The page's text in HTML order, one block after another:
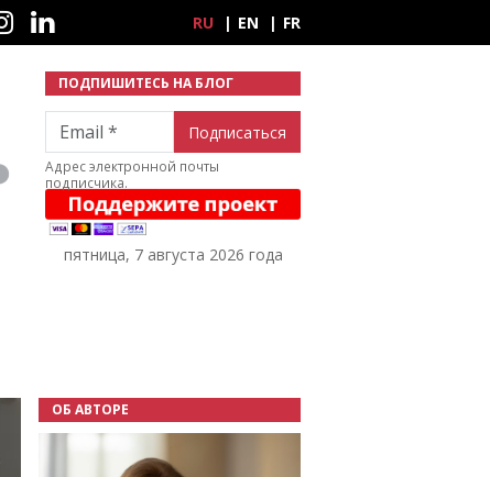
сети
RU EN FR
ПОДПИШИТЕСЬ НА БЛОГ
Email
Адрес электронной почты
подписчика.
пятница, 7 августа 2026 года
ОБ АВТОРЕ